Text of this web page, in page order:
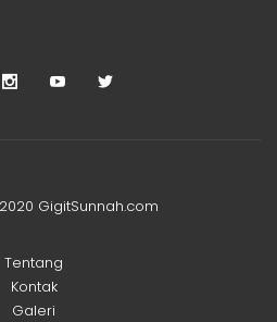
GigitSunnah.com
Tentang
Kontak
Galeri